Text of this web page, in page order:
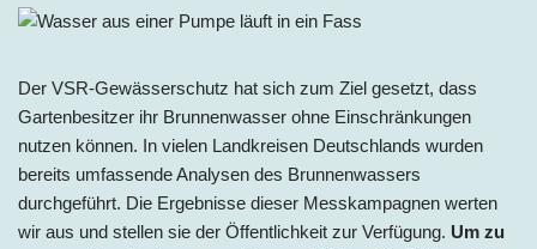
Der VSR-Gewässerschutz hat sich zum Ziel gesetzt, dass
Gartenbesitzer ihr Brunnenwasser ohne Einschränkungen
nutzen können. In vielen Landkreisen Deutschlands wurden
bereits umfassende Analysen des Brunnenwassers
durchgeführt. Die Ergebnisse dieser Messkampagnen werten
wir aus und stellen sie der Öffentlichkeit zur Verfügung. Um zu